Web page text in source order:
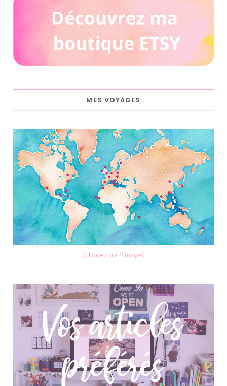
MES VOYAGES
(cliquez sur l'image)